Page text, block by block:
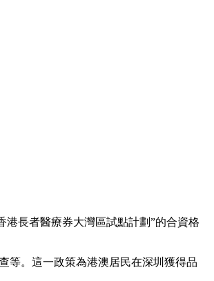
長者醫療券大灣區試點計劃”的合資格
。這一政策為港澳居民在深圳獲得品